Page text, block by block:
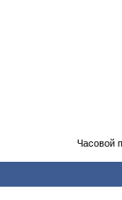
Часовой